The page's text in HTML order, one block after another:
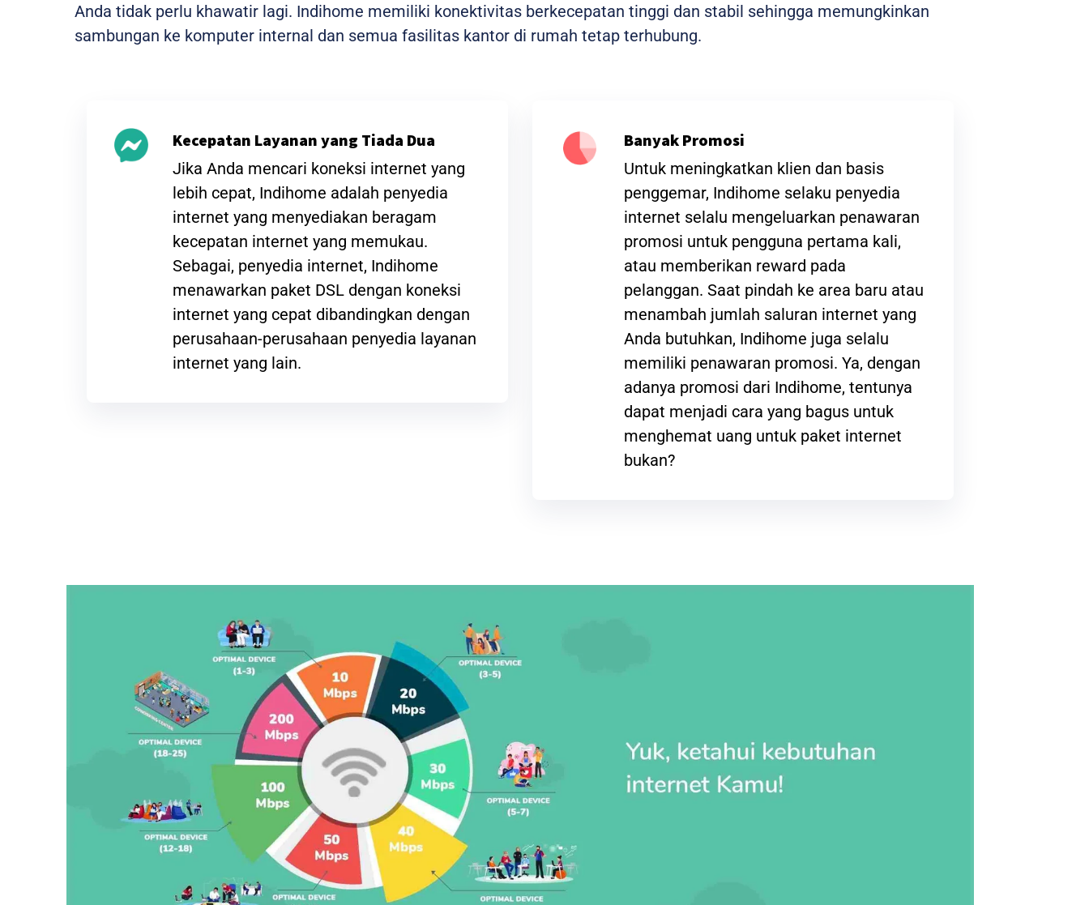
Anda tidak perlu khawatir lagi. Indihome memiliki konektivitas berkecepatan tinggi dan stabil sehingga memungkinkan
sambungan ke komputer internal dan semua fasilitas kantor di rumah tetap terhubung.
Kecepatan Layanan yang Tiada Dua
Jika Anda mencari koneksi internet yang
lebih cepat, Indihome adalah penyedia
internet yang menyediakan beragam
kecepatan internet yang memukau.
Sebagai, penyedia internet, Indihome
menawarkan paket DSL dengan koneksi
internet yang cepat dibandingkan dengan
perusahaan-perusahaan penyedia layanan
internet yang lain.
Banyak Promosi
Untuk meningkatkan klien dan basis
penggemar, Indihome selaku penyedia
internet selalu mengeluarkan penawaran
promosi untuk pengguna pertama kali,
atau memberikan reward pada
pelanggan. Saat pindah ke area baru atau
menambah jumlah saluran internet yang
Anda butuhkan, Indihome juga selalu
memiliki penawaran promosi. Ya, dengan
adanya promosi dari Indihome, tentunya
dapat menjadi cara yang bagus untuk
menghemat uang untuk paket internet
bukan?